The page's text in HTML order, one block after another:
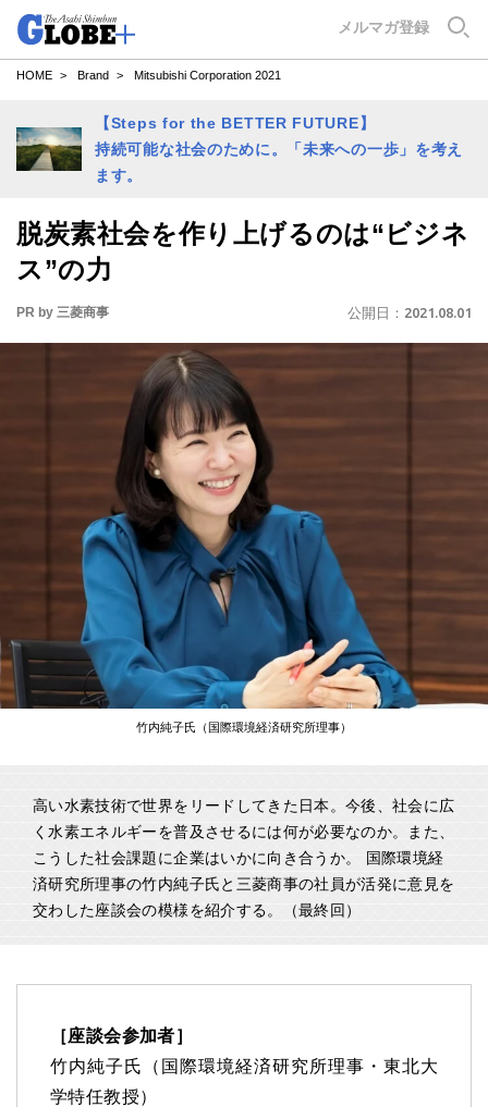
メルマガ登録
HOME Brand Mitsubishi Corporation 2021
【Steps for the BETTER FUTURE】
持続可能な社会のために。「未来への一歩」を考え
ます。
脱炭素社会を作り上げるのは“ビジネ
ス”の力
PR by 三菱商事 公開日： 2021.08.01
竹内純子氏（国際環境経済研究所理事）
高い水素技術で世界をリードしてきた日本。今後、社会に広
く水素エネルギーを普及させるには何が必要なのか。また、
こうした社会課題に企業はいかに向き合うか。 国際環境経
済研究所理事の竹内純子氏と三菱商事の社員が活発に意見を
交わした座談会の模様を紹介する。（最終回）
［座談会参加者］
竹内純子氏（国際環境経済研究所理事・東北大
学特任教授）